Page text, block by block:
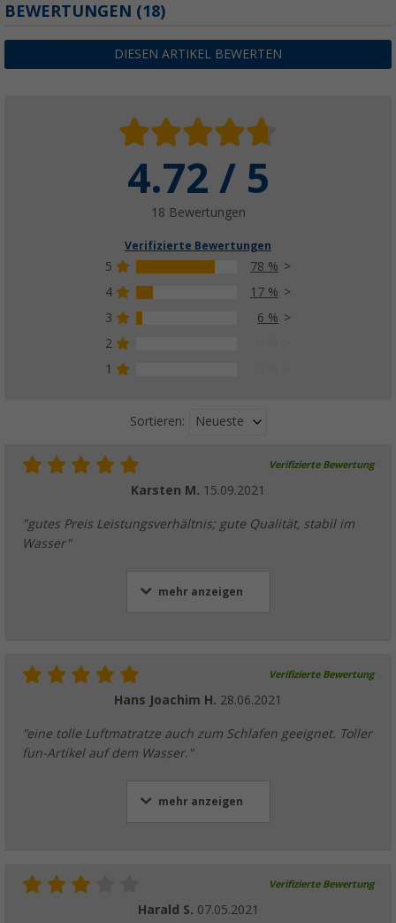
BEWERTUNGEN (18)
DIESEN ARTIKEL BEWERTEN
4.72 / 5
18 Bewertungen
Verifizierte Bewertungen
5
78 %
4
17 %
3
6 %
2
1
Sortieren: Neueste
Verifizierte Bewertung
Karsten M. 15.09.2021
"gutes Preis Leistungsverhältnis; gute Qualität, stabil im
Wasser"
mehr anzeigen
Verifizierte Bewertung
Hans Joachim H. 28.06.2021
"eine tolle Luftmatratze auch zum Schlafen geeignet. Toller
fun-Artikel auf dem Wasser."
mehr anzeigen
Verifizierte Bewertung
Harald S. 07.05.2021